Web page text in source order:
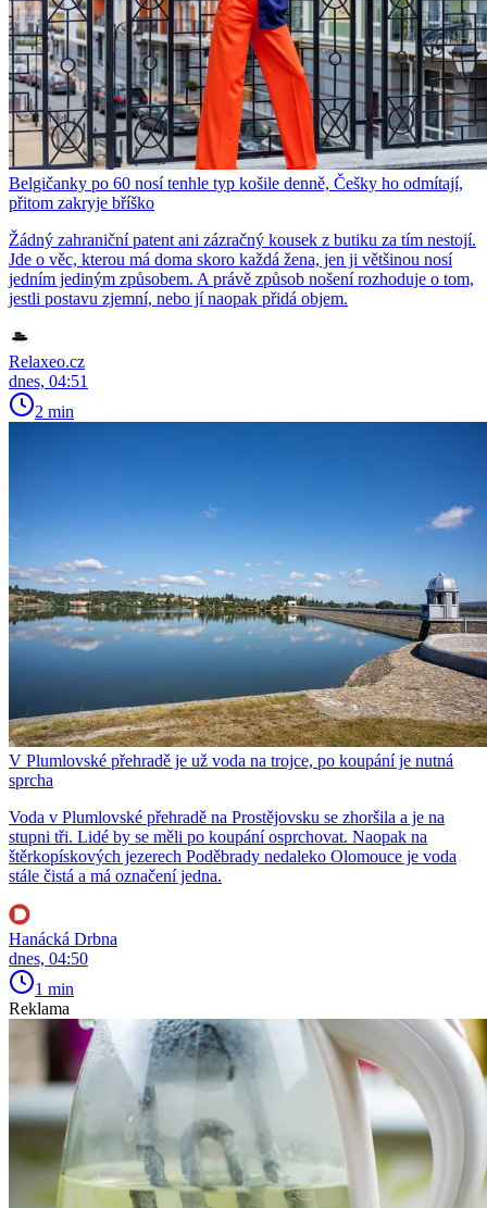
Belgičanky po 60 nosí tenhle typ košile denně, Češky ho odmítají,
přitom zakryje bříško
Žádný zahraniční patent ani zázračný kousek z butiku za tím nestojí.
Jde o věc, kterou má doma skoro každá žena, jen ji většinou nosí
jedním jediným způsobem. A právě způsob nošení rozhoduje o tom,
jestli postavu zjemní, nebo jí naopak přidá objem.
Relaxeo.cz
dnes, 04:51
2 min
V Plumlovské přehradě je už voda na trojce, po koupání je nutná
sprcha
Voda v Plumlovské přehradě na Prostějovsku se zhoršila a je na
stupni tři. Lidé by se měli po koupání osprchovat. Naopak na
štěrkopískových jezerech Poděbrady nedaleko Olomouce je voda
stále čistá a má označení jedna.
Hanácká Drbna
dnes, 04:50
1 min
Reklama